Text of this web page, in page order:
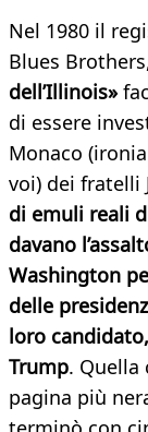
Nel 1980 il
Blues
dell’Illinois»
di essere
Monaco
voi) dei fratelli
di emuli reali
davano
Washington
delle
loro
Trump. Quella
pagina più